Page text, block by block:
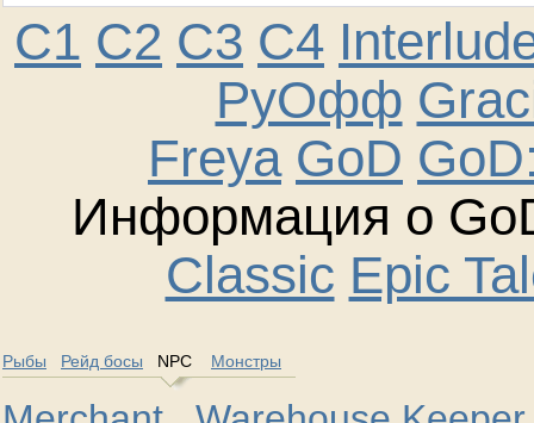
C1 C2 C3 C4
РуОфф
Freya GoD
Информация о
Classic Epic
Рыбы Рейд босы NPC Монстры